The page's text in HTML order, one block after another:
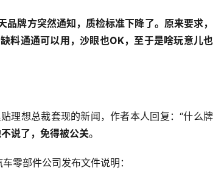
品牌方突然通知，质检标准下降了。原来要求，
料通通可以用，沙眼也OK，至于是啥玩意儿也
理想总裁套现的新闻，作者本人回复：“什么牌
说了，免得被公关。
零部件公司发布文件说明：